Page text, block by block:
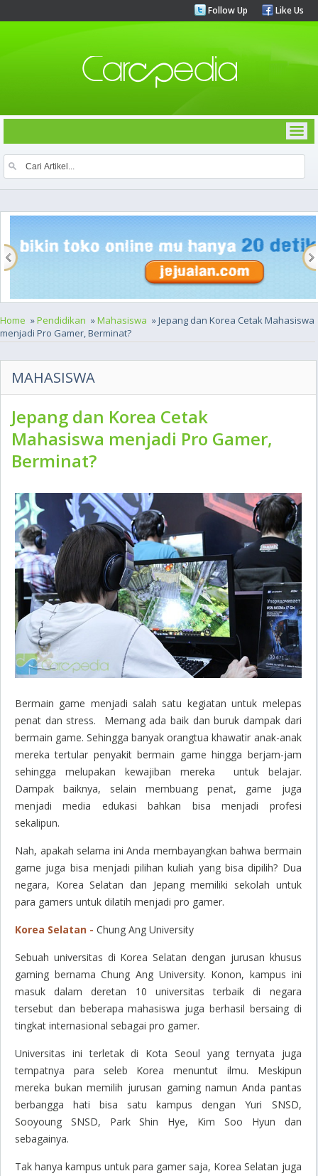
Follow Up Like Us
Home »Pendidikan »Mahasiswa » Jepang dan Korea Cetak Mahasiswa
menjadi Pro Gamer, Berminat?
MAHASISWA
Jepang dan Korea Cetak
Mahasiswa menjadi Pro Gamer,
Berminat?
Bermain game menjadi salah satu kegiatan untuk melepas
penat dan stress. Memang ada baik dan buruk dampak dari
bermain game. Sehingga banyak orangtua khawatir anak-anak
mereka tertular penyakit bermain game hingga berjam-jam
sehingga melupakan kewajiban mereka untuk belajar.
Dampak baiknya, selain membuang penat, game juga
menjadi media edukasi bahkan bisa menjadi profesi
sekalipun.
Nah, apakah selama ini Anda membayangkan bahwa bermain
game juga bisa menjadi pilihan kuliah yang bisa dipilih? Dua
negara, Korea Selatan dan Jepang memiliki sekolah untuk
para gamers untuk dilatih menjadi pro gamer.
Korea Selatan - Chung Ang University
Sebuah universitas di Korea Selatan dengan jurusan khusus
gaming bernama Chung Ang University. Konon, kampus ini
masuk dalam deretan 10 universitas terbaik di negara
tersebut dan beberapa mahasiswa juga berhasil bersaing di
tingkat internasional sebagai pro gamer.
Universitas ini terletak di Kota Seoul yang ternyata juga
tempatnya para seleb Korea menuntut ilmu. Meskipun
mereka bukan memilih jurusan gamingnamun Anda pantas
berbangga hati bisa satu kampus dengan Yuri SNSD,
Sooyoung SNSD, Park Shin Hye, Kim Soo Hyun dan
sebagainya.
Tak hanya kampus untuk para gamer saja, Korea Selatan juga